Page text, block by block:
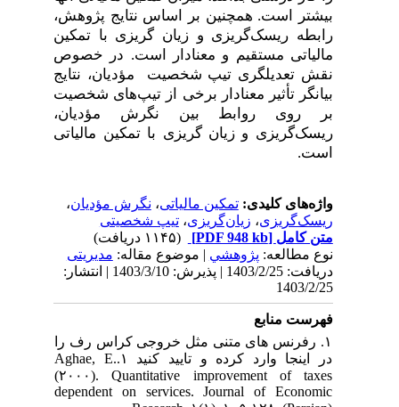
بیشتر است. همچنین بر اساس نتایج پژوهش،
رابطه ریسک‌گریزی و زیان گریزی با تمکین
مالیاتی مستقیم و معنادار است. در خصوص
نقش تعدیلگری تیپ شخصیت مؤدیان، نتایج
بیانگر تأثیر معنادار برخی از تیپ‌های شخصیت
بر روی روابط بین نگرش مؤدیان،
ریسک‌گریزی و زیان گریزی با تمکین مالیاتی
است.
واژه‌های کلیدی:تمکین مالیاتی،نگرش مؤدیان،
ریسک‌گریزی،زیان‌گریزی،تیپ شخصیتی
متن کامل[PDF 948 kb]
نوع مطالعه:پژوهشي| موضوع مقاله:مدیریتی
دریافت: 1403/2/25 | پذیرش: 1403/3/10 | انتشار:
1403/2/25
فهرست منابع
۱. رفرنس های متنی مثل خروجی کراس رف را
در اینجا وارد کرده و تایید کنید ۱.Aghae, E.
(۲۰۰۰). Quantitative improvement of taxes
dependent on services. Journal of Economic